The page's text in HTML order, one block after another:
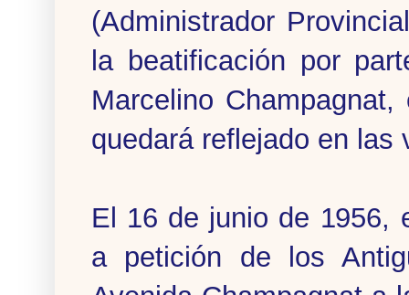
(Administrador
la beatificación por
Marcelino
quedará reflejado en las
El 16 de junio de 1956,
a petición de los